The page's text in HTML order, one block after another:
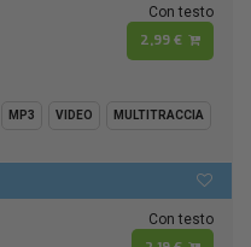
Con testo
2,99 €
MP3 VIDEO MULTITRACCIA
Con testo